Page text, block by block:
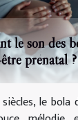
le son des
prénatal ?
le